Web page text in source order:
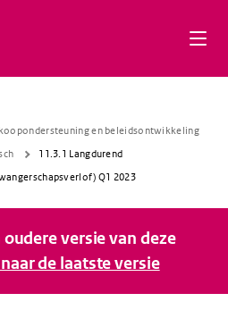
en beleidsontwikkeling
11.3.1 Langdurend
Q1 2023
versie van deze
de laatste versie